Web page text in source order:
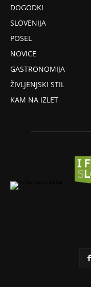
DOGODKI
SLOVENIJA
POSEL
NOVICE
GASTRONOMIJA
ŽIVLJENJSKI STIL
KAM NA IZLET